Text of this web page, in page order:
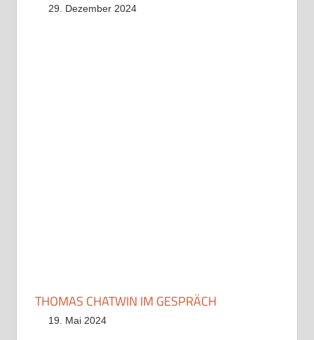
29. Dezember 2024
THOMAS CHATWIN IM GESPRÄCH
19. Mai 2024